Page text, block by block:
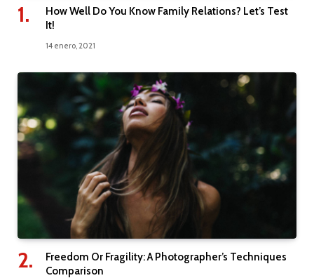
How Well Do You Know Family Relations? Let’s Test
It!
14 enero, 2021
Freedom Or Fragility: A Photographer’s Techniques
Comparison